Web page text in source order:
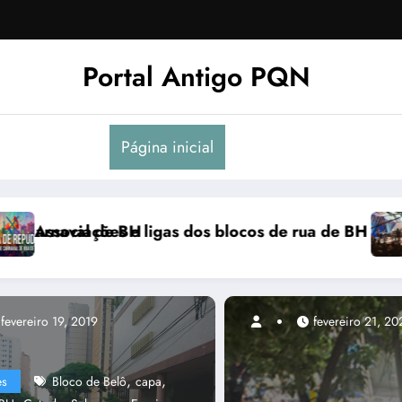
Portal Antigo PQN
Página inicial
em nota de repúdio
Rocknights lança a primeira parte do DVD
Bloco de Belô,capa,
fevereiro 19, 2019